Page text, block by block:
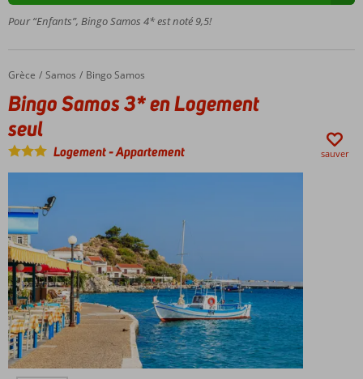
Manière
de
des
vacances
Pour “Enfants”, Bingo Samos 4* est noté 9,5!
Accueil
Grèce Samos Bingo Samos
Bingo Samos 3* en Logement seul
Bingo Samos 3* en Logement
seul
Logement-Appartement sauver